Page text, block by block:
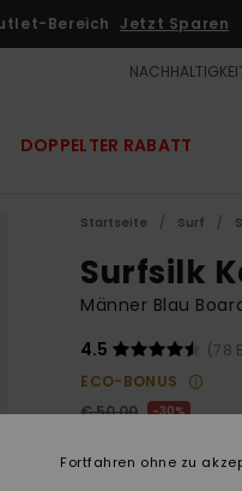
Bereich Jetzt Sparen
DOPPELTER RABATT
Startseite Surf
Surfsilk
Männer Blau
4.5
(78
ECO-BONUS
€ 50,00
30%
Fortfahren ohne zu